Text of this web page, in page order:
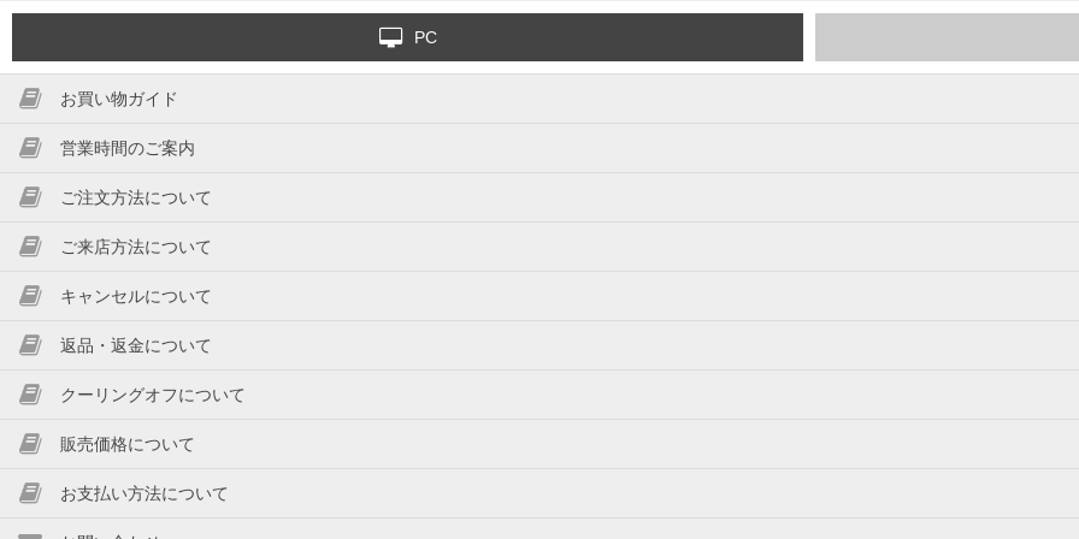
PC
お買い物ガイド
営業時間のご案内
ご注文方法について
ご来店方法について
キャンセルについて
返品・返金について
クーリングオフについて
販売価格について
お支払い方法について